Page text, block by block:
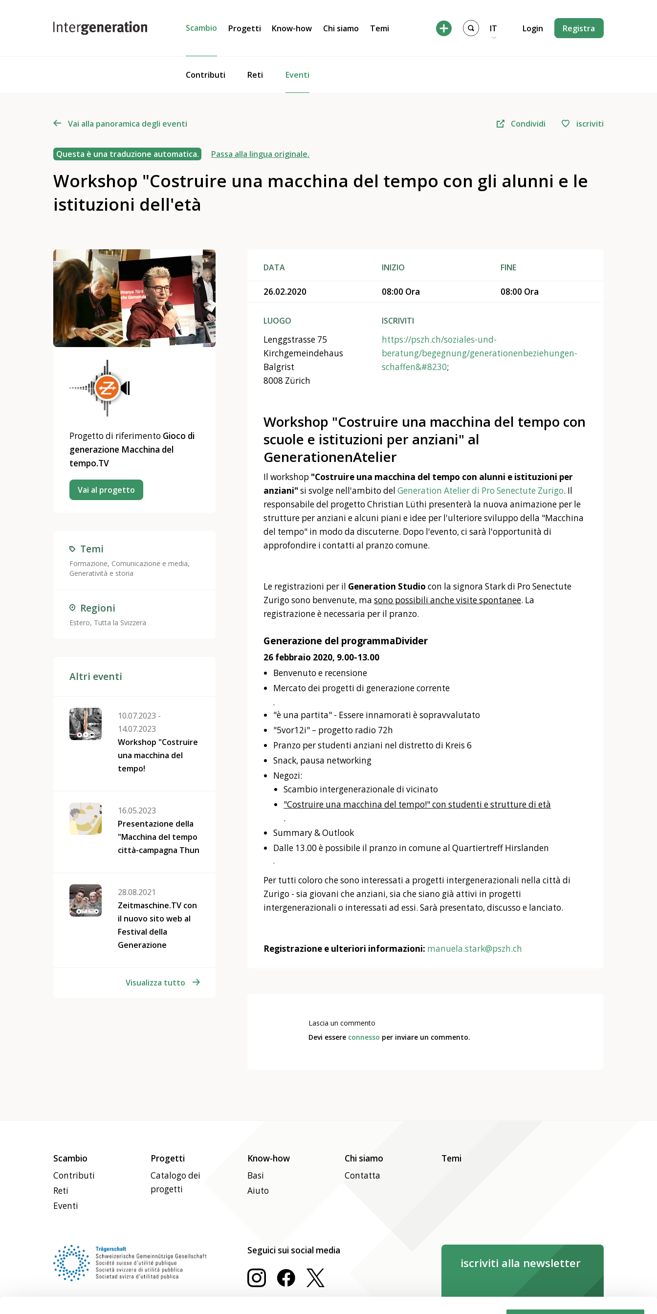
Scambio
Contributi Reti Eventi
Progetti Know-how Chi siamo Temi IT Login Registra
Vai alla panoramica degli eventi Condividi iscriviti
Questa è una traduzione automatica. Passa alla lingua originale.
Workshop "Costruire una macchina del tempo con gli alunni e le
istituzioni dell'età
Progetto di riferimento Gioco di
generazione Macchina del
tempo.TV
Vai al progetto
Temi
Formazione, Comunicazione e media,
Generatività e storia
Regioni
Estero, Tutta la Svizzera
Altri eventi
10.07.2023 -
14.07.2023
Workshop "Costruire
una macchina del
tempo!
16.05.2023
Presentazione della
"Macchina del tempo
città-campagna Thun
28.08.2021
Zeitmaschine.TV con
il nuovo sito web al
Festival della
Generazione
Visualizza tutto
DATA INIZIO FINE
26.02.2020 08:00 Ora 08:00 Ora
LUOGO
Lenggstrasse 75
Kirchgemeindehaus
Balgrist
8008 Zürich
ISCRIVITI
https://pszh.ch/soziales-und-
beratung/begegnung/generationenbeziehungen-
schaffen&#8230;
Workshop "Costruire una macchina del tempo con
scuole e istituzioni per anziani" al
GenerationenAtelier
Il workshop "Costruire una macchina del tempo con alunni e istituzioni per
anziani" si svolge nell'ambito del Generation Atelier di Pro Senectute Zurigo. Il
responsabile del progetto Christian Lüthi presenterà la nuova animazione per le
strutture per anziani e alcuni piani e idee per l'ulteriore sviluppo della "Macchina
del tempo" in modo da discuterne. Dopo l'evento, ci sarà l'opportunità di
approfondire i contatti al pranzo comune.
Le registrazioni per il Generation Studio con la signora Stark di Pro Senectute
Zurigo sono benvenute, ma sono possibili anche visite spontanee. La
registrazione è necessaria per il pranzo.
Generazione del programmaDivider
26 febbraio 2020, 9.00-13.00
Benvenuto e recensione
Mercato dei progetti di generazione corrente
.
"è una partita" - Essere innamorati è sopravvalutato
"5vor12i" – progetto radio 72h
Pranzo per studenti anziani nel distretto di Kreis 6
Snack, pausa networking
Negozi:
Scambio intergenerazionale di vicinato
"Costruire una macchina del tempo!" con studenti e strutture di età
.
Summary & Outlook
Dalle 13.00 è possibile il pranzo in comune al Quartiertreff Hirslanden
.
Per tutti coloro che sono interessati a progetti intergenerazionali nella città di
Zurigo - sia giovani che anziani, sia che siano già attivi in progetti
intergenerazionali o interessati ad essi. Sarà presentato, discusso e lanciato.
Registrazione e ulteriori informazioni: manuela.stark@pszh.ch
Lascia un commento
Devi essere connesso per inviare un commento.
Scambio
Contributi
Reti
Eventi
Progetti
Catalogo dei
progetti
Know-how
Basi
Aiuto
Chi siamo
Contatta
Temi
Seguici sui social media
iscriviti alla newsletter
iscriviti subito